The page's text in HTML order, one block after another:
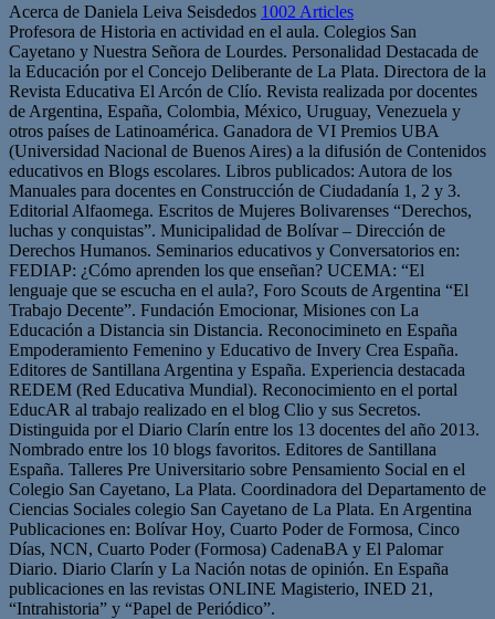
Acerca de Daniela Leiva Seisdedos 1002 Articles
Profesora de Historia en actividad en el aula. Colegios San
Cayetano y Nuestra Señora de Lourdes. Personalidad Destacada de
la Educación por el Concejo Deliberante de La Plata. Directora de la
Revista Educativa El Arcón de Clío. Revista realizada por docentes
de Argentina, España, Colombia, México, Uruguay, Venezuela y
otros países de Latinoamérica. Ganadora de VI Premios UBA
(Universidad Nacional de Buenos Aires) a la difusión de Contenidos
educativos en Blogs escolares. Libros publicados: Autora de los
Manuales para docentes en Construcción de Ciudadanía 1, 2 y 3.
Editorial Alfaomega. Escritos de Mujeres Bolivarenses “Derechos,
luchas y conquistas”. Municipalidad de Bolívar – Dirección de
Derechos Humanos. Seminarios educativos y Conversatorios en:
FEDIAP: ¿Cómo aprenden los que enseñan? UCEMA: “El
lenguaje que se escucha en el aula?, Foro Scouts de Argentina “El
Trabajo Decente”. Fundación Emocionar, Misiones con La
Educación a Distancia sin Distancia. Reconocimineto en España
Empoderamiento Femenino y Educativo de Invery Crea España.
Editores de Santillana Argentina y España. Experiencia destacada
REDEM (Red Educativa Mundial). Reconocimiento en el portal
EducAR al trabajo realizado en el blog Clio y sus Secretos.
Distinguida por el Diario Clarín entre los 13 docentes del año 2013.
Nombrado entre los 10 blogs favoritos. Editores de Santillana
España. Talleres Pre Universitario sobre Pensamiento Social en el
Colegio San Cayetano, La Plata. Coordinadora del Departamento de
Ciencias Sociales colegio San Cayetano de La Plata. En Argentina
Publicaciones en: Bolívar Hoy, Cuarto Poder de Formosa, Cinco
Días, NCN, Cuarto Poder (Formosa) CadenaBA y El Palomar
Diario. Diario Clarín y La Nación notas de opinión. En España
publicaciones en las revistas ONLINE Magisterio, INED 21,
“Intrahistoria” y “Papel de Periódico”.